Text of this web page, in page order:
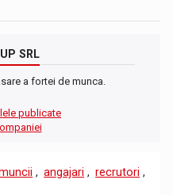
SRL
a fortei de munca.
publicate
, angajari , recrutori ,